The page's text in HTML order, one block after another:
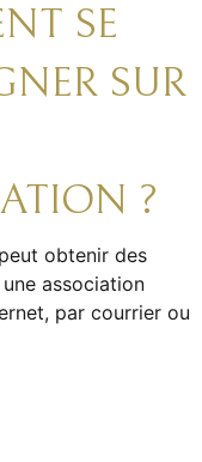
SE
SUR
?
obtenir des
association
par courrier ou